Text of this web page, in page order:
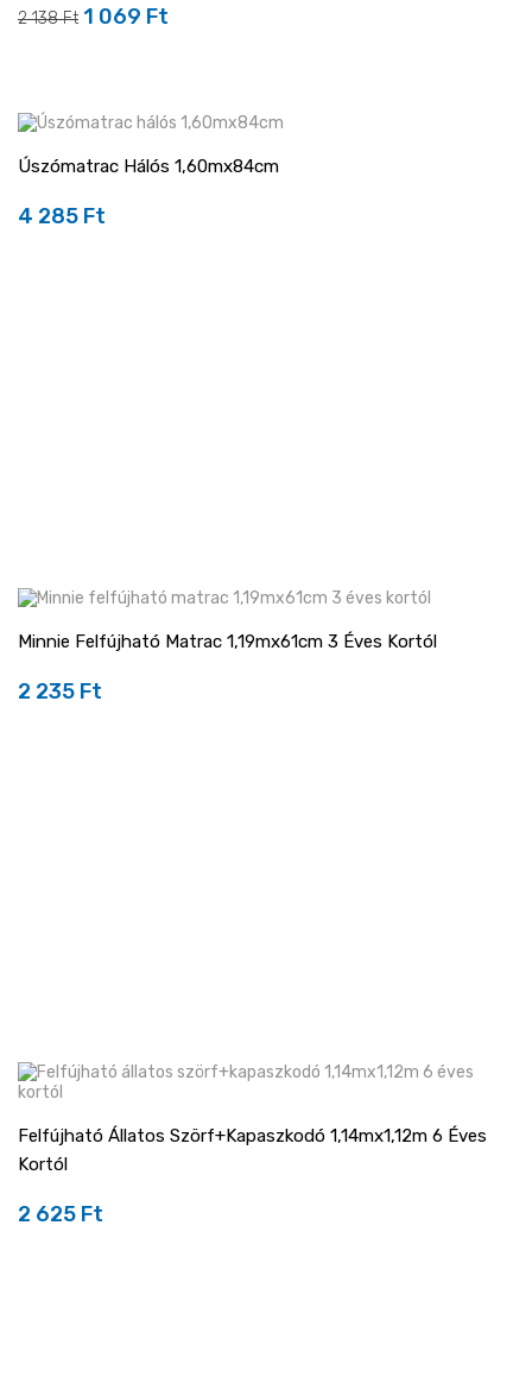
Regular
2 138 Ft Ár
1 069 Ft
Úszómatrac Hálós 1,60mx84cm
Ár
4 285 Ft
Minnie Felfújható Matrac 1,19mx61cm 3 Éves Kortól
Ár
2 235 Ft
Felfújható Állatos Szörf+kapaszkodó 1,14mx1,12m 6 Éves
Kortól
Ár
2 625 Ft